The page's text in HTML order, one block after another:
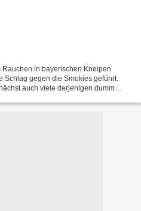
in bayerischen Kneipen
Schlag gegen die Smokies geführt.
auch viele derjenigen dumm